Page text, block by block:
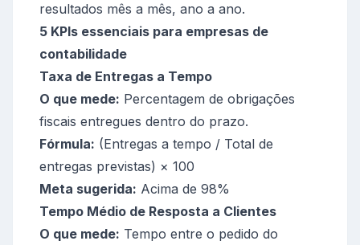
resultados mês a mês, ano a ano.
5 KPIs essenciais para empresas de
contabilidade
Taxa de Entregas a Tempo
O que mede: Percentagem de obrigações
fiscais entregues dentro do prazo.
Fórmula: (Entregas a tempo / Total de
entregas previstas) × 100
Meta sugerida: Acima de 98%
Tempo Médio de Resposta a Clientes
O que mede: Tempo entre o pedido do